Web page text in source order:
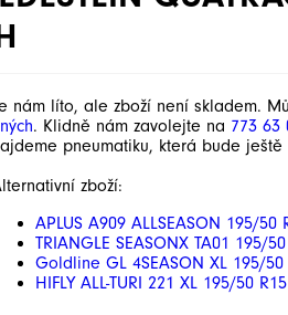
nám líto, ale zboží není skladem.
. Klidně nám zavolejte na 773 63
pneumatiku, která bude
zboží:
APLUS A909 ALLSEASON 195/50
TRIANGLE SEASONX TA01 195/
Goldline GL 4SEASON XL 195/50
HIFLY ALL-TURI 221 XL 195/50